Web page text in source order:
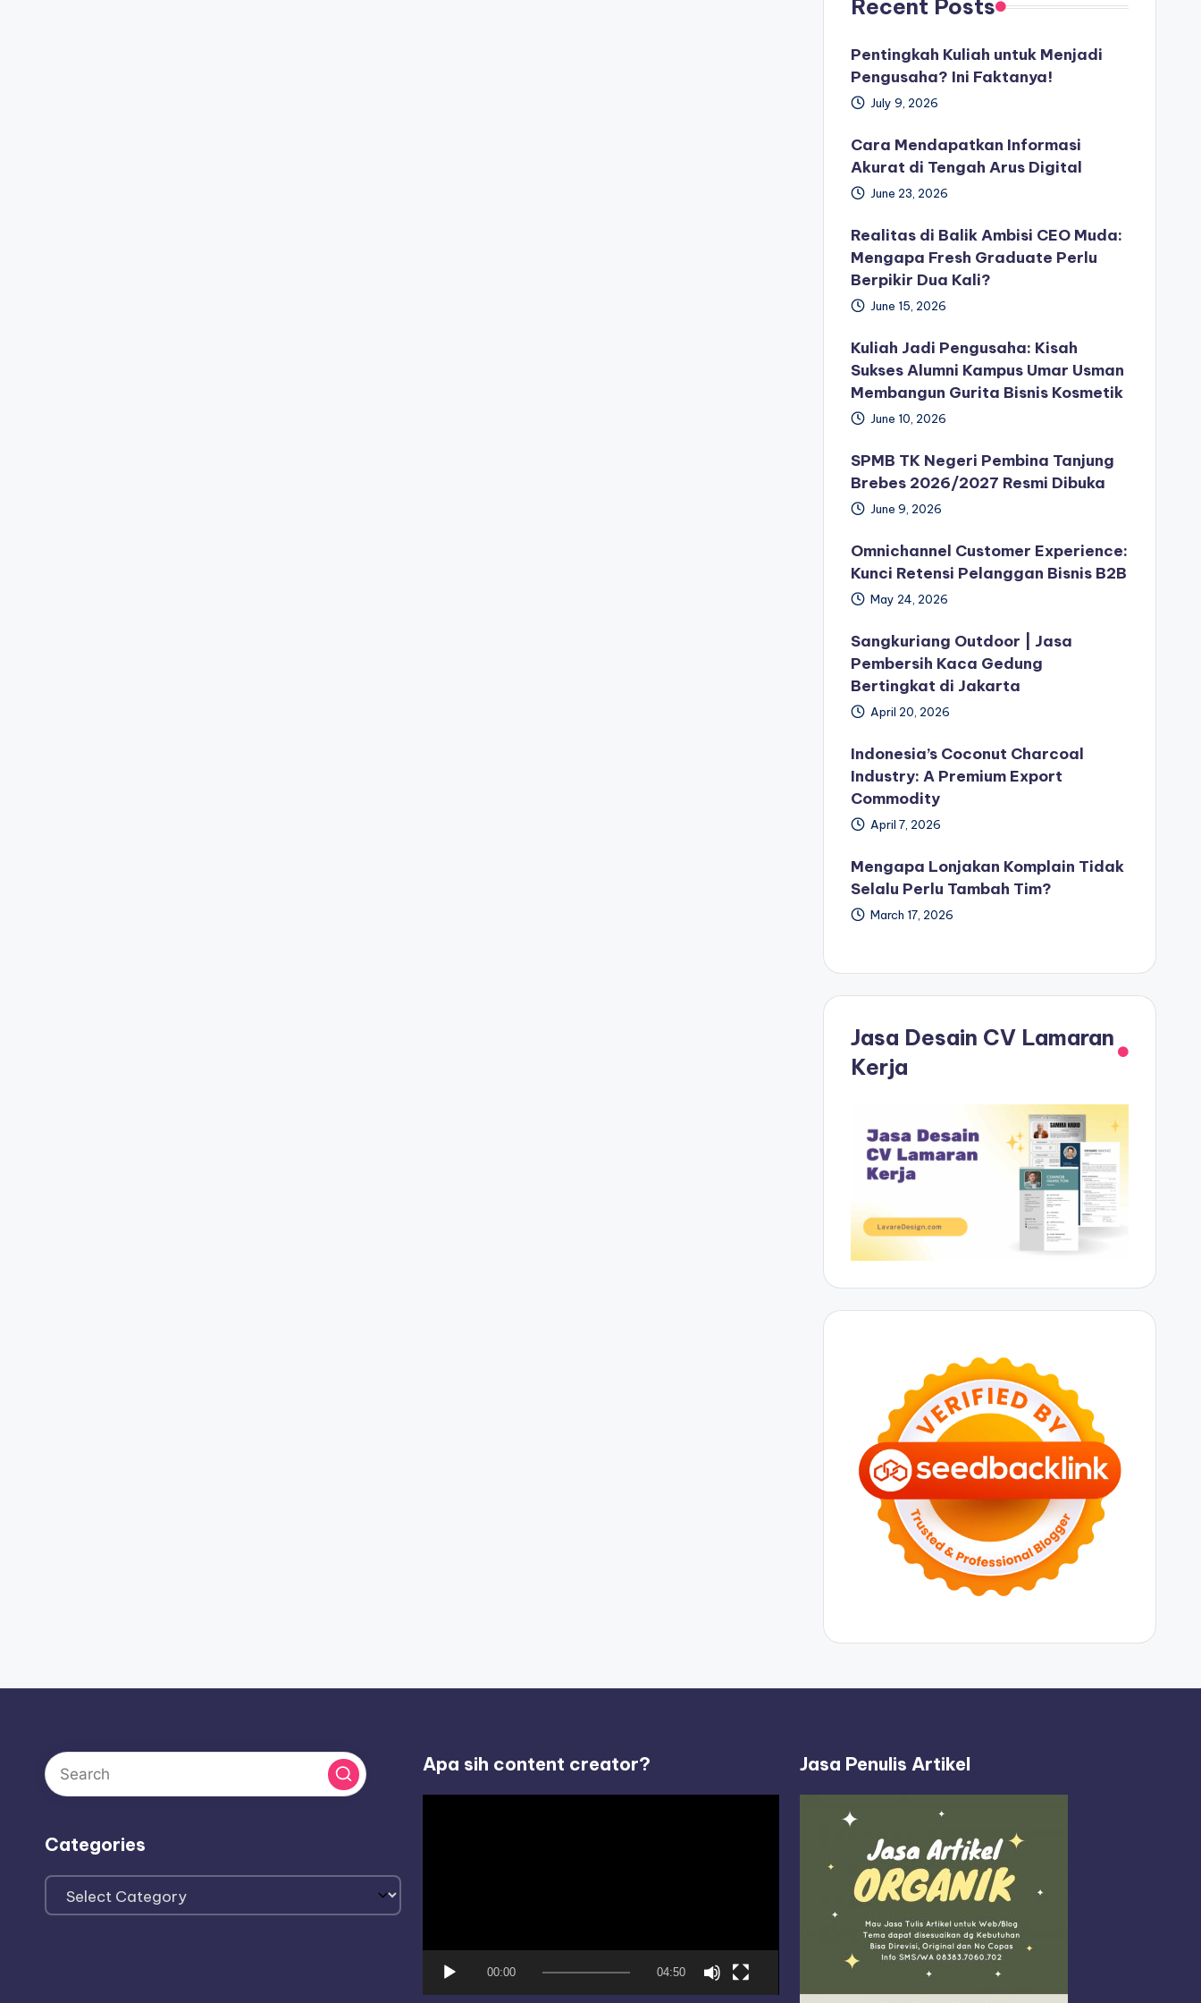
Recent Posts
Pentingkah Kuliah untuk Menjadi
Pengusaha? Ini Faktanya!
July 9, 2026
Cara Mendapatkan Informasi
Akurat di Tengah Arus Digital
June 23, 2026
Realitas di Balik Ambisi CEO Muda:
Mengapa Fresh Graduate Perlu
Berpikir Dua Kali?
June 15, 2026
Kuliah Jadi Pengusaha: Kisah
Sukses Alumni Kampus Umar Usman
Membangun Gurita Bisnis Kosmetik
June 10, 2026
SPMB TK Negeri Pembina Tanjung
Brebes 2026/2027 Resmi Dibuka
June 9, 2026
Omnichannel Customer Experience:
Kunci Retensi Pelanggan Bisnis B2B
May 24, 2026
Sangkuriang Outdoor | Jasa
Pembersih Kaca Gedung
Bertingkat di Jakarta
April 20, 2026
Indonesia’s Coconut Charcoal
Industry: A Premium Export
Commodity
April 7, 2026
Mengapa Lonjakan Komplain Tidak
Selalu Perlu Tambah Tim?
March 17, 2026
Jasa Desain CV Lamaran
Kerja
Categories
Categories
Apa sih content creator?
00:00 04:50
Jasa Penulis Artikel